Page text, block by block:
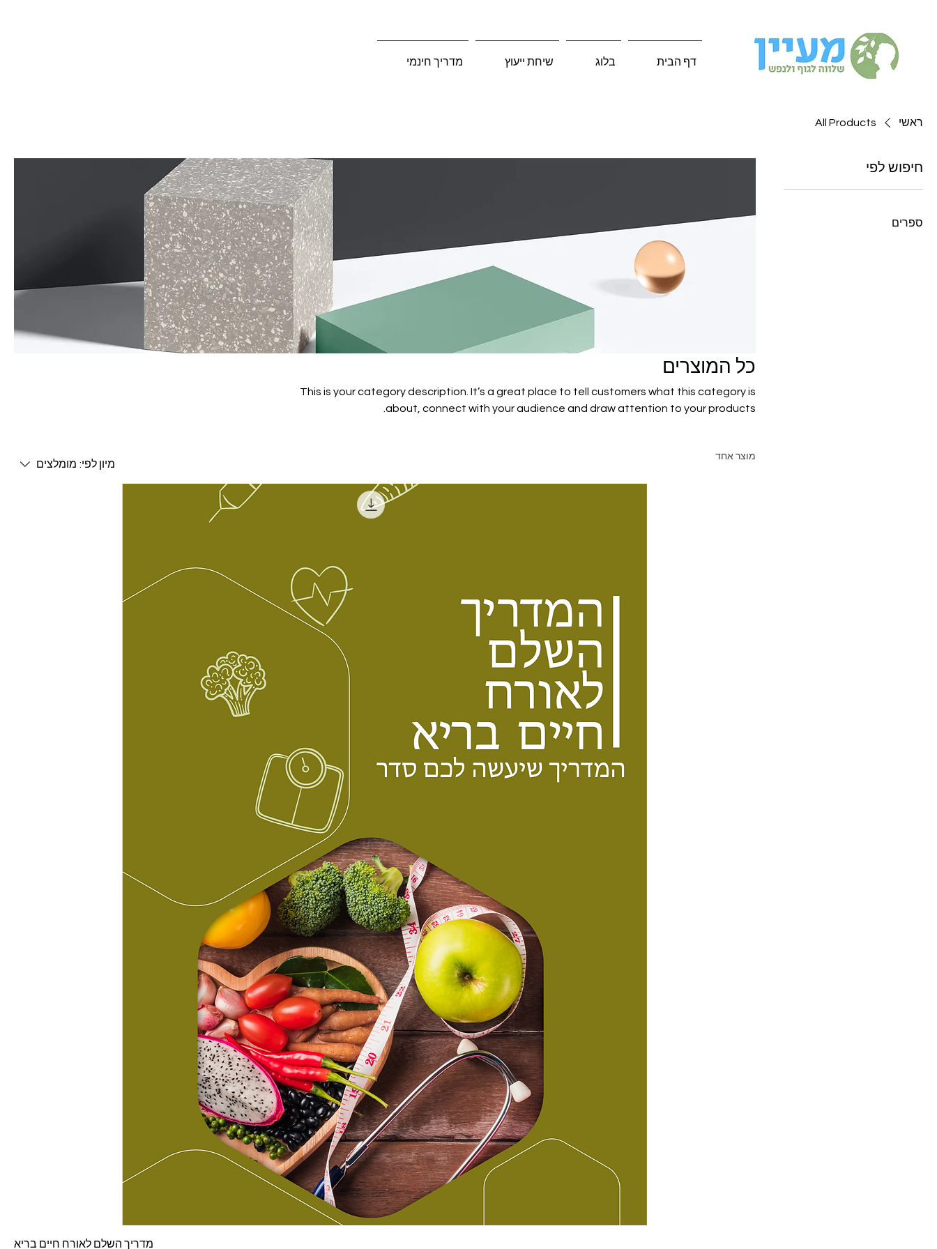
מדריך חינמי שיחת ייעוץ בלוג דף הבית
ראשי All Products
חיפוש לפי
ספרים
כל המוצרים
This is your category description. It’s a great place to tell customers what this category is
about, connect with your audience and draw attention to your products.
מוצר אחד
מיון לפי: מומלצים
מדריך השלם לאורח חיים בריא